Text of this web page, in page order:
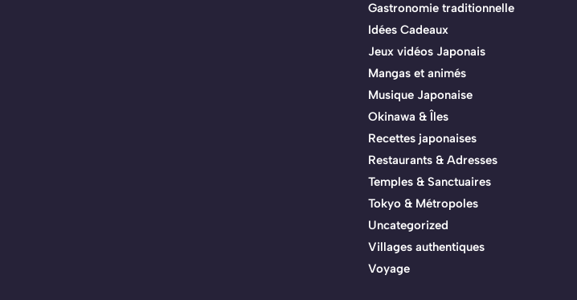
Gastronomie traditionnelle
Idées Cadeaux
Jeux vidéos Japonais
Mangas et animés
Musique Japonaise
Okinawa & Îles
Recettes japonaises
Restaurants & Adresses
Temples & Sanctuaires
Tokyo & Métropoles
Uncategorized
Villages authentiques
Voyage